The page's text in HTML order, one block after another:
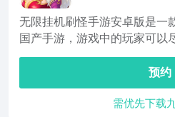
无限挂机刷怪手游安卓版是一
国产手游，游戏中的玩家可以
预约
需优先下载